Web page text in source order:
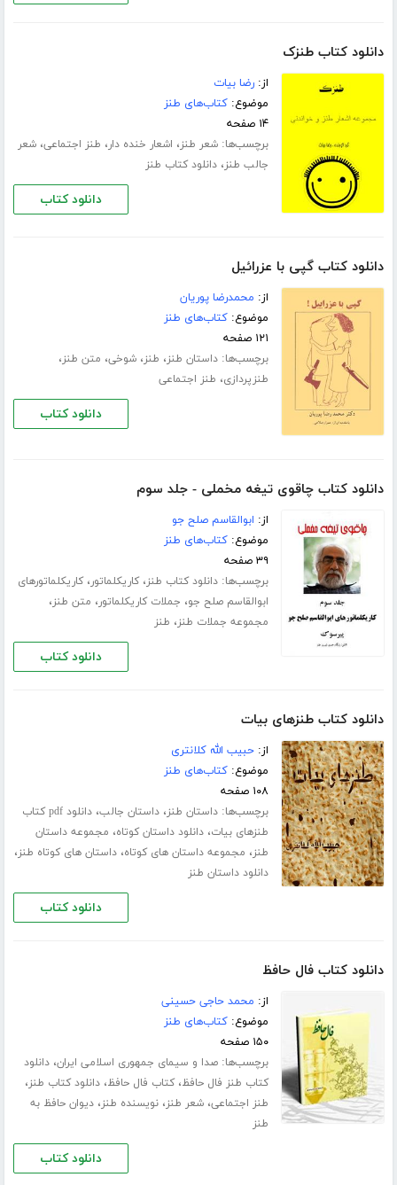
دانلود کتاب طنزک
از:رضا بیات
موضوع:کتاب‌های طنز
۱۴ صفحه
برچسب‌ها:شعر طنز، اشعار خنده دار، طنز اجتماعی،شعر
جالب طنز،دانلود کتاب طنز
دانلود کتاب
دانلود کتاب گپی با عزرائیل
از: محمدرضا پوریان
موضوع:کتاب‌های طنز
۱۲۱ صفحه
برچسب‌ها:داستان طنز، طنز،شوخی، متن طنز،
طنزپردازی، طنز اجتماعی
دانلود کتاب
دانلود کتاب چاقوی تیغه مخملی - جلد سوم
از: ابوالقاسم صلح جو
موضوع:کتاب‌های طنز
۳۹ صفحه
برچسب‌ها:دانلود کتاب طنز،کاریکلماتور،کاریکلماتورهای
ابوالقاسم صلح جو، جملات کاریکلماتور، متن طنز،
مجموعه جملات طنز، طنز
دانلود کتاب
دانلود کتاب طنزهای بیات
از:حبیب الله کلانتری
موضوع:کتاب‌های طنز
۱۰۸ صفحه
برچسب‌ها:داستان طنز،داستان جالب،
دانلود pdf کتاب
طنزهای بیات،دانلود داستان کوتاه، مجموعه داستان
طنز، مجموعه داستان های کوتاه،داستان های کوتاه طنز،
دانلود داستان طنز
دانلود کتاب
دانلود کتاب فال حافظ
از: محمد حاجی حسینی
موضوع:کتاب‌های طنز
۱۵۰ صفحه
برچسب‌ها:صدا و سیمای جمهوری اسلامی ایران،دانلود
کتاب طنز فال حافظ،کتاب فال حافظ،دانلود کتاب طنز،
طنز اجتماعی،شعر طنز،نویسنده طنز،دیوان حافظ به
طنز
دانلود کتاب